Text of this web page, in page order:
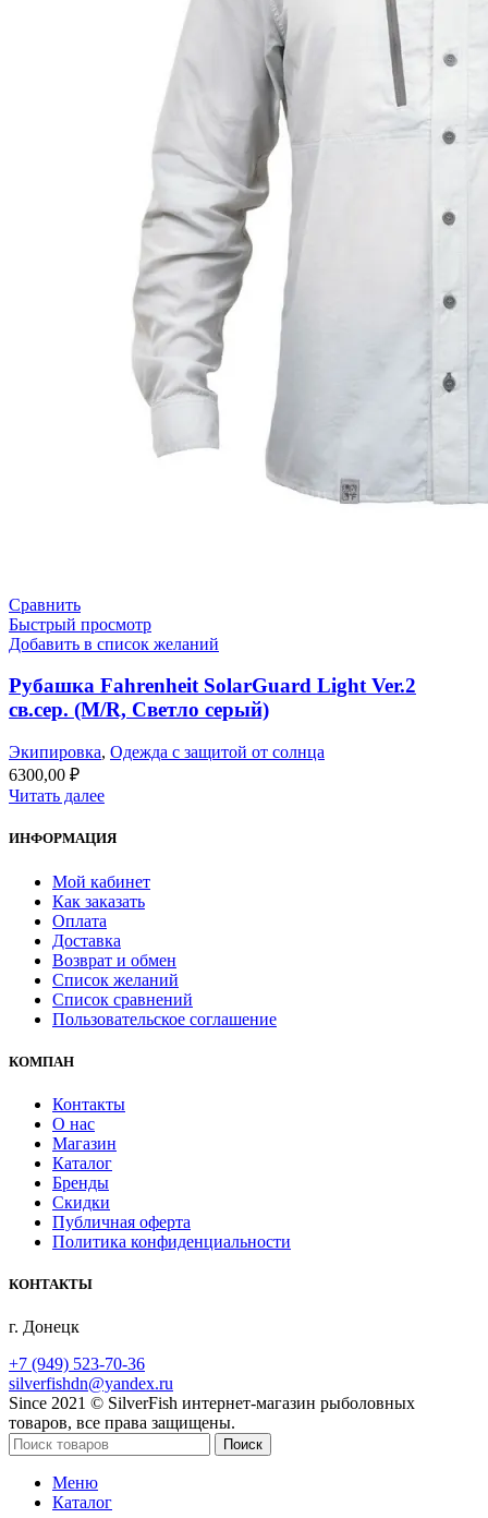
Сравнить
Быстрый просмотр
Добавить в список желаний
Рубашка Fahrenheit SolarGuard Light Ver.2
св.сер. (M/R, Светло серый)
Экипировка, Одежда с защитой от солнца
6300,00 ₽
Читать далее
ИНФОРМАЦИЯ
Мой кабинет
Как заказать
Оплата
Доставка
Возврат и обмен
Список желаний
Список сравнений
Пользовательское соглашение
КОМПАН
Контакты
О нас
Магазин
Каталог
Бренды
Скидки
Публичная оферта
Политика конфиденциальности
КОНТАКТЫ
г. Донецк
+7 (949) 523-70-36
silverfishdn@yandex.ru
Since 2021 © SilverFish интернет-магазин рыболовных
товаров, все права защищены.
Поиск
Меню
Каталог